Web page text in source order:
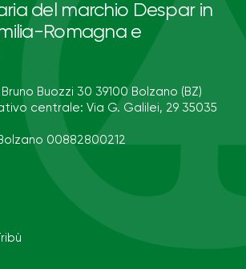
del marchio Despar in
Romagna e
Buozzi 30 39100 Bolzano (BZ)
centrale: Via G. Galilei, 29 35035
00882800212